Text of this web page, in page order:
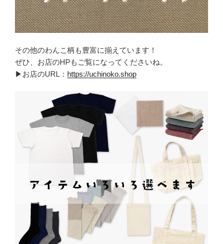
その他のわんこ柄も豊富に揃えています！
ぜひ、お店のHPもご覧になってくださいね。
▶お店のURL： https://uchinoko.shop